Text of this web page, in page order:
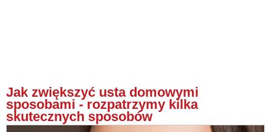
Jak zwiększyć usta domowymi
sposobami - rozpatrzymy kilka
skutecznych sposobów